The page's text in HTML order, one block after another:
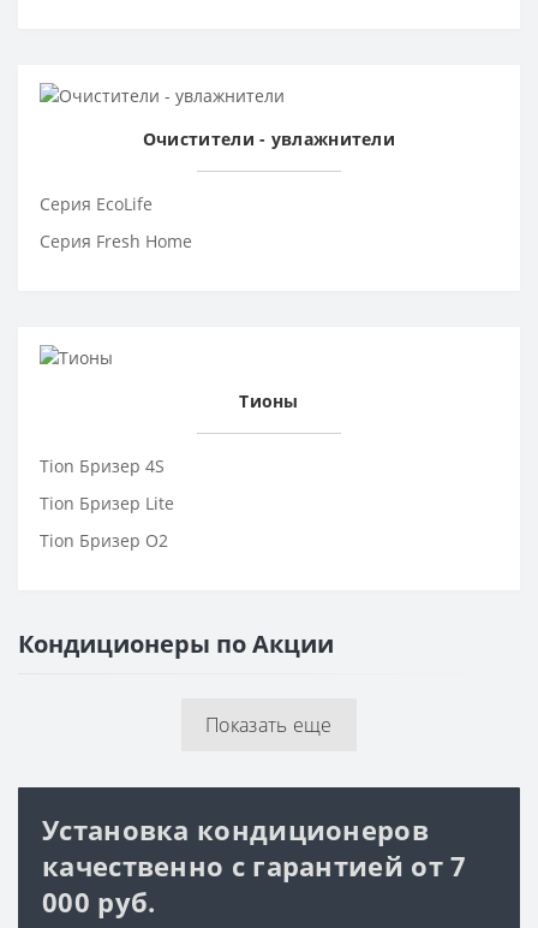
Очистители - увлажнители
Серия EcoLife
Серия Fresh Home
Тионы
Tion Бризер 4S
Tion Бризер Lite
Tion Бризер O2
Кондиционеры по Акции
Показать еще
Установка кондиционеров
качественно с гарантией от 7
000 руб.